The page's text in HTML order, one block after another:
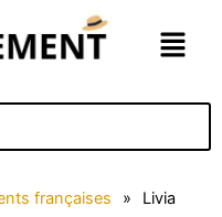
Menu
françaises » Livia